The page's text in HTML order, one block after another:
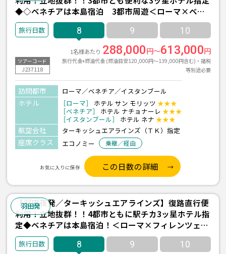
◆◇ベネチアは本島宿泊 3都市周遊＜ローマ×ベネ
チア×イスタンブール＞8日間
8 9 10
ツアーコード
J237118
1名様あたり 288,000円～613,000円
旅行代金+燃油代金 (燃油目安120,000円～139,000円含む)・諸税
等別途必要
訪問都市 ローマ／ベネチア／イスタンブール
ホテル ［ローマ］ ホテル サン モリッツ ★★★
［ベネチア］
ホテル ナチョナーレ ★★★
［イスタンブール］
ホテル ネナ ★★★
航空会社 ターキッシュエアラインズ（ＴＫ）指定
座席クラス エコノミー 乗継／経由
お気に入りに保存 この日数の詳細
羽田発
【羽田夜発／ターキッシュエアラインズ】復路直行便
利用！立地抜群！！4都市ともに駅チカ3ッ星ホテル指
定◆ベネチアは本島宿泊！＜ローマ×フィレンツェ×
ベネチア×イスタンブール＞8日間
8 9 10